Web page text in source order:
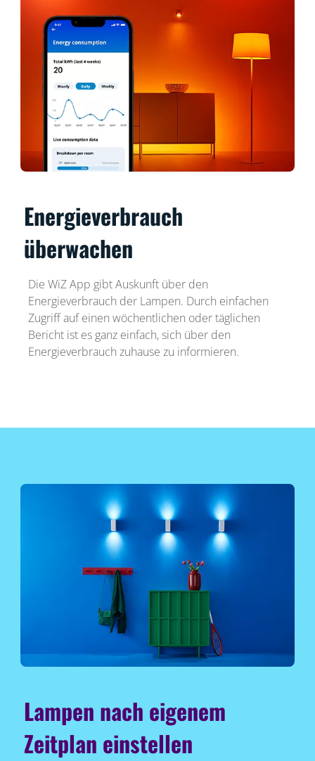
Energieverbrauch
überwachen
Die WiZ App gibt Auskunft über den
Energieverbrauch der Lampen. Durch einfachen
Zugriff auf einen wöchentlichen oder täglichen
Bericht ist es ganz einfach, sich über den
Energieverbrauch zuhause zu informieren.
Lampen nach eigenem
Zeitplan einstellen